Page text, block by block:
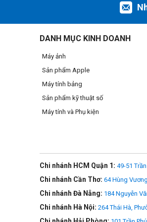
Được chế tạo từ nylon cao cấp,
Chất liệu bền, đường khâu gia cố
tấm che mưa đi kèm đảm bảo
Tổ chức liền mạch và
và thẻ nhớ. Túi đeo vai Summit
thế giới nhiếp ảnh của mình một
Sức chứa
- Một máy ảnh DSLR hoặc
- HOẶC máy bay không người lái
DANH MỤC KINH DOANH
Máy ảnh
Sản phẩm Apple
Máy tính bảng
Sản phẩm kỹ thuật số
Máy tính và Phụ kiện
Chi nhánh HCM Quận 1: 49-51
Chi nhánh Cần Thơ: 64 Hùng
Chi nhánh Đà Nẵng: 184 Nguyễn
Chi nhánh Hà Nội: 264 Thái Hà,